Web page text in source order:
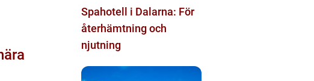
Spahotell i Dalarna: För
återhämtning och
njutning